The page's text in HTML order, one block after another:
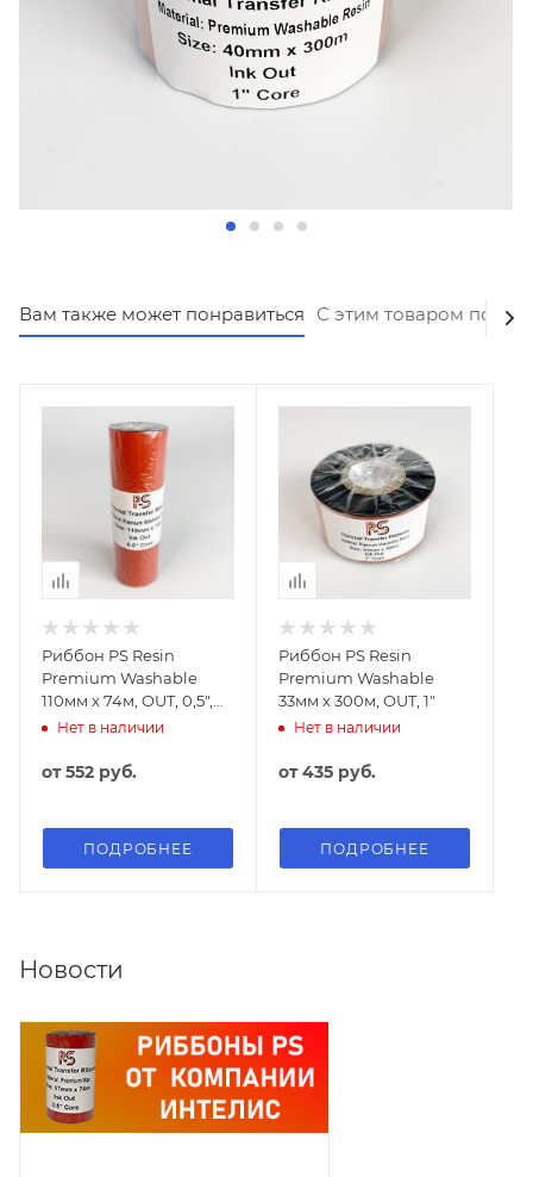
Вам также может понравиться С этим товаром
Риббон PS Resin
Premium Washable
110мм х 74м, OUT, 0,5",
110мм вт.
Нет в наличии
от552 руб.
ПОДРОБНЕЕ
Риббон PS Resin
Premium Washable
33мм х 300м, OUT, 1"
Нет в наличии
от435 руб.
ПОДРОБНЕЕ
Новости